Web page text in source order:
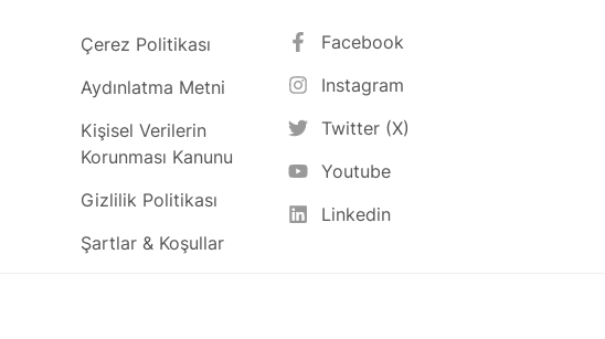
Çerez Politikası
Aydınlatma Metni
Kişisel Verilerin
Korunması Kanunu
Gizlilik Politikası
Şartlar & Koşullar
Facebook
Instagram
Twitter (X)
Youtube
Linkedin